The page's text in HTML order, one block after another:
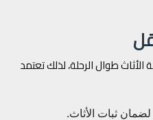
طوال الرحلة، لذلك تعتمد
ثبات الأثاث.